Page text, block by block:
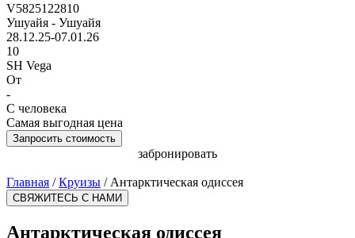
V5825122810
Ушуайя - Ушуайя
28.12.25-07.01.26
10
SH Vega
От
-
С человека
Самая выгодная цена
Запросить стоимость
забронировать
Главная / Круизы / Антарктическая одиссея
СВЯЖИТЕСЬ С НАМИ
Антарктическая одиссея